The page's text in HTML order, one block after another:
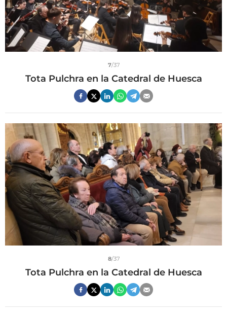
7/37
Tota Pulchra en la Catedral de Huesca
8/37
Tota Pulchra en la Catedral de Huesca